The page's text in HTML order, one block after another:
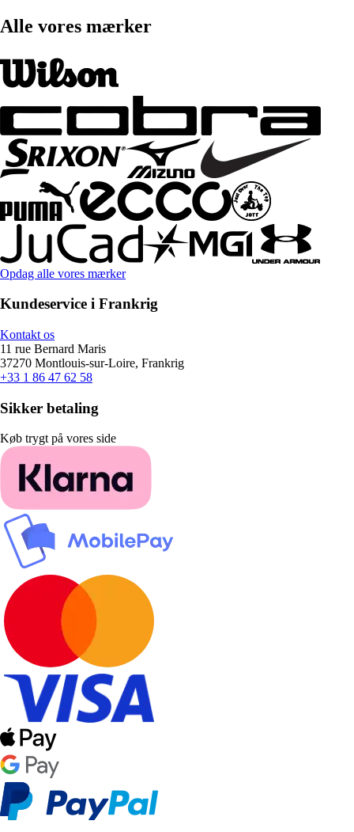
Alle vores mærker
Opdag alle vores mærker
Kundeservice i Frankrig
Kontakt os
11 rue Bernard Maris
37270 Montlouis-sur-Loire, Frankrig
+33 1 86 47 62 58
Sikker betaling
Køb trygt på vores side